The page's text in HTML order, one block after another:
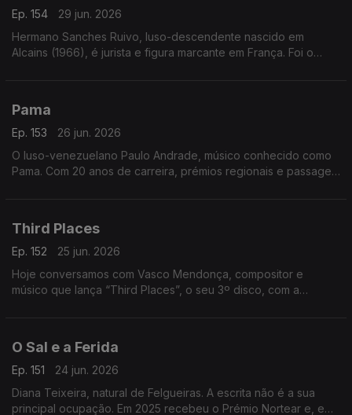
Ep. 154
29 jun. 2026
Hermano Sanches Ruivo, luso-descendente nascido em
Alcains (1966), é jurista e figura marcante em França. Foi o
Pama
Ep. 153
26 jun. 2026
O luso-venezuelano Paulo Andrade, músico conhecido como
Pama. Com 20 anos de carreira, prémios regionais e passagem
Third Places
Ep. 152
25 jun. 2026
Hoje conversamos com Vasco Mendonça, compositor e
músico que lança “Third Places”, o seu 3º disco, com a
O Sal e a Ferida
Ep. 151
24 jun. 2026
Diana Teixeira, natural de Felgueiras. A escrita não é a sua
principal ocupação. Em 2025 recebeu o Prémio Nortear e, em